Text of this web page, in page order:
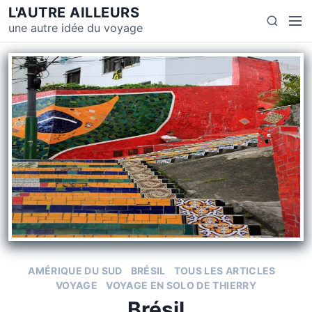
L'AUTRE AILLEURS
une autre idée du voyage
AMÉRIQUE DU SUD BRÉSIL
TOUS LES ARTICLES
VOYAGE
VOYAGE EN SOLO DE THIERRY